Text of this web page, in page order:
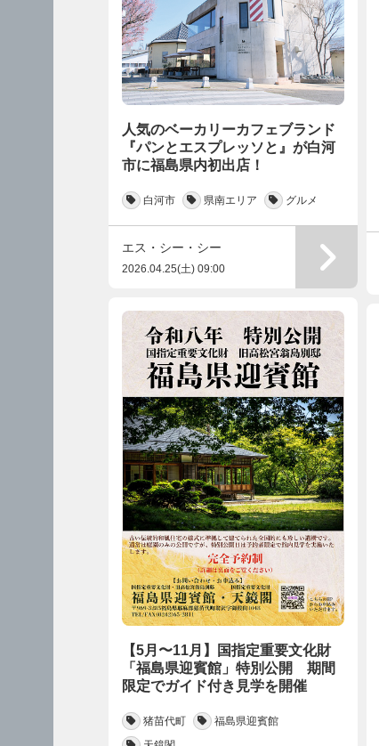
人気のベーカリーカフェブランド
『パンとエスプレッソと』が白河
市に福島県内初出店！
白河市 県南エリア グルメ
エス・シー・シー
2026.04.25(土) 09:00
【5月〜11月】国指定重要文化財
「福島県迎賓館」特別公開 期間
限定でガイド付き見学を開催
猪苗代町
福島県迎賓館